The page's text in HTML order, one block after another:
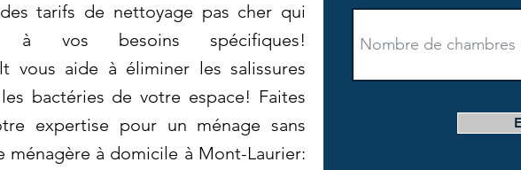
tarifs de nettoyage pas cher qui
à vos besoins spécifiques!
vous aide à éliminer les salissures
bactéries de votre espace! Faites
expertise pour un ménage sans
ménagère à domicile à Mont-Laurier: